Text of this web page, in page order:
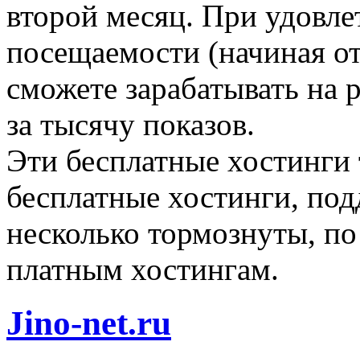
второй месяц. При
посещаемости (начиная
сможете зарабатывать на
за тысячу показов.
Эти бесплатные
бесплатные хостинги,
несколько тормознуты,
платным хостингам.
Jino-net.ru